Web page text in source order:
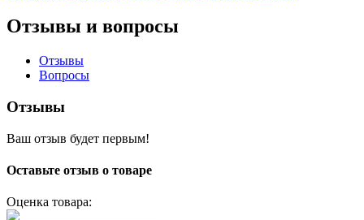
Отзывы и вопросы
Отзывы
Вопросы
Отзывы
Ваш отзыв будет первым!
Оставьте отзыв о товаре
Оценка товара: